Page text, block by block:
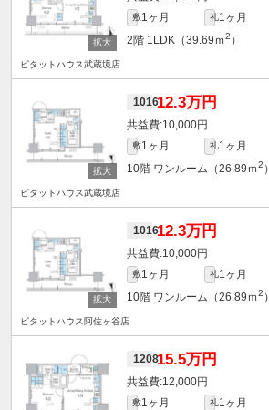
敷1ヶ月 礼1ヶ月
2階 1LDK（39.69ｍ2 ）
ピタットハウス武蔵境店
101612.3万円
10,000円
敷1ヶ月 礼1ヶ月
10階 ワンルーム（26.89ｍ2 ）
ピタットハウス武蔵境店
101612.3万円
10,000円
敷1ヶ月 礼1ヶ月
10階 ワンルーム（26.89ｍ2 ）
ピタットハウス阿佐ヶ谷店
120815.5万円
12,000円
敷1ヶ月 礼1ヶ月